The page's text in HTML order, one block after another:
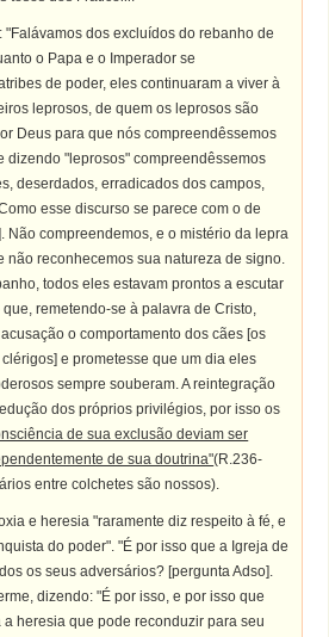
"Falávamos dos excluídos do rebanho de
o Papa e o Imperador se
de poder, eles continuaram a viver à
leprosos, de quem os leprosos são
Deus para que nós compreendêssemos
dizendo "leprosos" compreendêssemos
deserdados, erradicados dos campos,
esse discurso se parece com o de
Não compreendemos, e o mistério da lepra
não reconhecemos sua natureza de signo.
todos eles estavam prontos a escutar
remetendo-se à palavra de Cristo,
o comportamento dos cães [os
e prometesse que um dia eles
sempre souberam. A reintegração
dos próprios privilégios, por isso os
de sua exclusão deviam ser
de sua doutrina"(R.236-
entre colchetes são nossos).
e heresia "raramente diz respeito à fé, e
do poder". "É por isso que a Igreja de
os seus adversários? [pergunta Adso].
dizendo: "É por isso, e por isso que
heresia que pode reconduzir para seu